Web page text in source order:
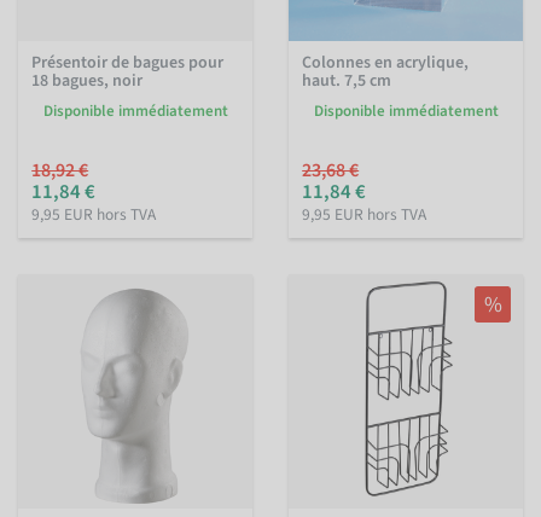
Présentoir de bagues pour
18 bagues, noir
Disponible immédiatement
18,92 €
11,84 €
9,95 EUR hors TVA
Colonnes en acrylique,
haut. 7,5 cm
Disponible immédiatement
23,68 €
11,84 €
9,95 EUR hors TVA
%